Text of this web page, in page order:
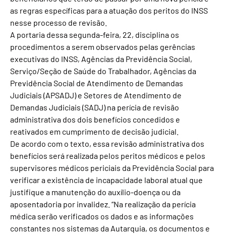
as regras específicas para a atuação dos peritos do INSS
nesse processo de revisão.
A portaria dessa segunda-feira, 22, disciplina os
procedimentos a serem observados pelas gerências
executivas do INSS, Agências da Previdência Social,
Serviço/Seção de Saúde do Trabalhador, Agências da
Previdência Social de Atendimento de Demandas
Judiciais (APSADJ) e Setores de Atendimento de
Demandas Judiciais (SADJ) na perícia de revisão
administrativa dos dois benefícios concedidos e
reativados em cumprimento de decisão judicial.
De acordo com o texto, essa revisão administrativa dos
benefícios será realizada pelos peritos médicos e pelos
supervisores médicos periciais da Previdência Social para
verificar a existência de incapacidade laboral atual que
justifique a manutenção do auxílio-doença ou da
aposentadoria por invalidez. “Na realização da perícia
médica serão verificados os dados e as informações
constantes nos sistemas da Autarquia, os documentos e